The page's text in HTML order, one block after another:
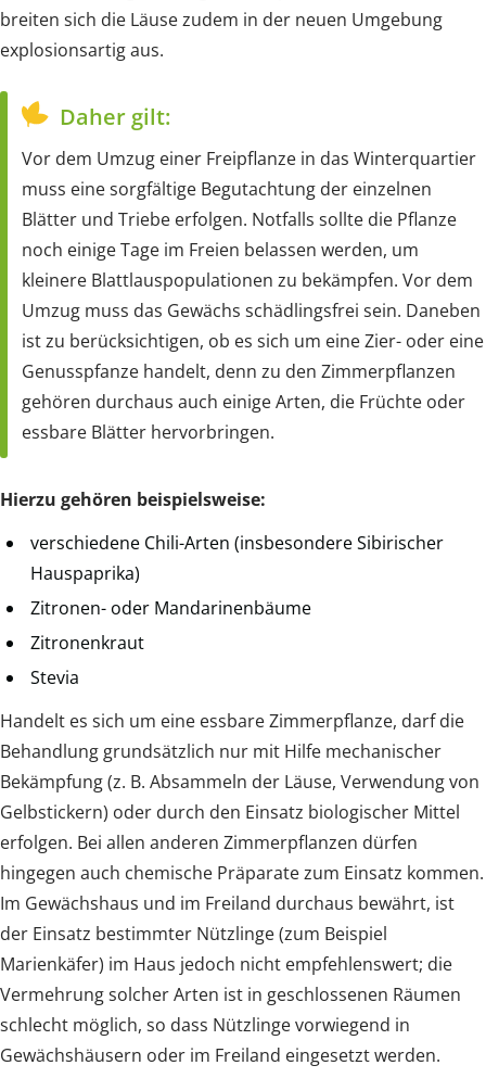
breiten sich die Läuse zudem in der neuen Umgebung
explosionsartig aus.
Daher gilt:
Vor dem Umzug einer Freipflanze in das Winterquartier
muss eine sorgfältige Begutachtung der einzelnen
Blätter und Triebe erfolgen. Notfalls sollte die Pflanze
noch einige Tage im Freien belassen werden, um
kleinere Blattlauspopulationen zu bekämpfen. Vor dem
Umzug muss das Gewächs schädlingsfrei sein. Daneben
ist zu berücksichtigen, ob es sich um eine Zier- oder eine
Genusspfanze handelt, denn zu den Zimmerpflanzen
gehören durchaus auch einige Arten, die Früchte oder
essbare Blätter hervorbringen.
Hierzu gehören beispielsweise:
verschiedene Chili-Arten (insbesondere Sibirischer
Hauspaprika)
Zitronen- oder Mandarinenbäume
Zitronenkraut
Stevia
Handelt es sich um eine essbare Zimmerpflanze, darf die
Behandlung grundsätzlich nur mit Hilfe mechanischer
Bekämpfung (z. B. Absammeln der Läuse, Verwendung von
Gelbstickern) oder durch den Einsatz biologischer Mittel
erfolgen. Bei allen anderen Zimmerpflanzen dürfen
hingegen auch chemische Präparate zum Einsatz kommen.
Im Gewächshaus und im Freiland durchaus bewährt, ist
der Einsatz bestimmter Nützlinge (zum Beispiel
Marienkäfer) im Haus jedoch nicht empfehlenswert; die
Vermehrung solcher Arten ist in geschlossenen Räumen
schlecht möglich, so dass Nützlinge vorwiegend in
Gewächshäusern oder im Freiland eingesetzt werden.